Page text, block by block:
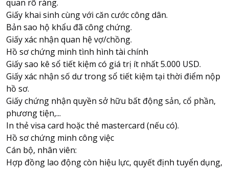
quan rõ ràng.
Giấy khai sinh cùng với căn cước công dân.
Bản sao hộ khẩu đã công chứng.
Giấy xác nhận quan hệ vợ/chồng.
Hồ sơ chứng minh tình hình tài chính
Giấy sao kê sổ tiết kiệm có giá trị ít nhất 5.000 USD.
Giấy xác nhận số dư trong sổ tiết kiệm tại thời điểm nộp
hồ sơ.
Giấy chứng nhận quyền sở hữu bất động sản, cổ phần,
phương tiện,...
In thẻ visa card hoặc thẻ mastercard (nếu có).
Hồ sơ chứng minh công việc
Cán bộ, nhân viên:
Hợp đồng lao động còn hiệu lực, quyết định tuyển dụng,